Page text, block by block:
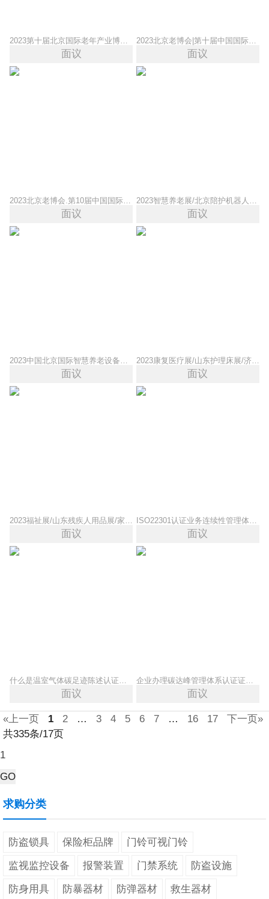
2023第十届北京国际老年产业博览会|CBIAIE北京老博会
面议
2023北京老博会|第十届中国国际养老产业展览会
面议
2023北京老博会.第10届中国国际老年产业博览会
面议
2023智慧养老展/北京陪护机器人展/北京老年健康监测设备展
面议
面议 面议
面议 面议
面议 面议
«上一页 1 2 … 3 4 5 6 7 … 16 17
下一页»
共335条/17页
求购分类
防盗锁具 保险柜品牌 门铃可视门铃
监视监控设备 报警装置 门禁系统 防盗设施
防身用具 防暴器材 防弹器材 救生器材